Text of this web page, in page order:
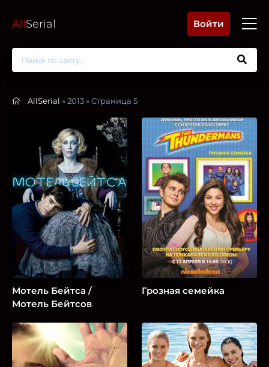
AllSerial Войти
AllSerial » 2013 » Страница 5
Мотель Бейтса /
Мотель Бейтсов
Грозная семейка